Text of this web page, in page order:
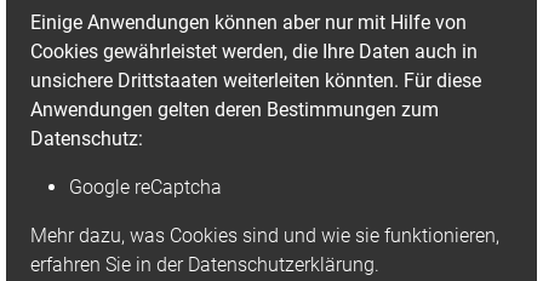
AHN myLab
TR-01
Rollenmischer
Der AHN myLab®
sich mit ...
Einige Anwendungen können aber nur mit Hilfe von
Cookies gewährleistet werden, die Ihre Daten auch in
unsichere Drittstaaten weiterleiten könnten. Für diese
Anwendungen gelten deren Bestimmungen zum
Datenschutz:
Google reCaptcha
Mehr dazu, was Cookies sind und wie sie funktionieren,
erfahren Sie in der Datenschutzerklärung.